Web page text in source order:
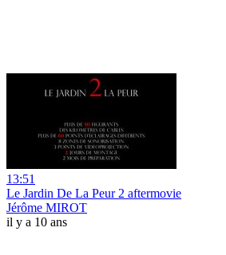
13:51
Le Jardin De La Peur 2 aftermovie
Jérôme MIROT
il y a 10 ans